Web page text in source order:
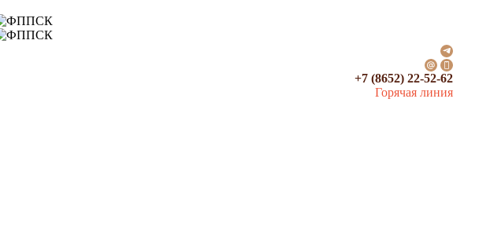
+7 (8652) 22-52-62
Горячая линия